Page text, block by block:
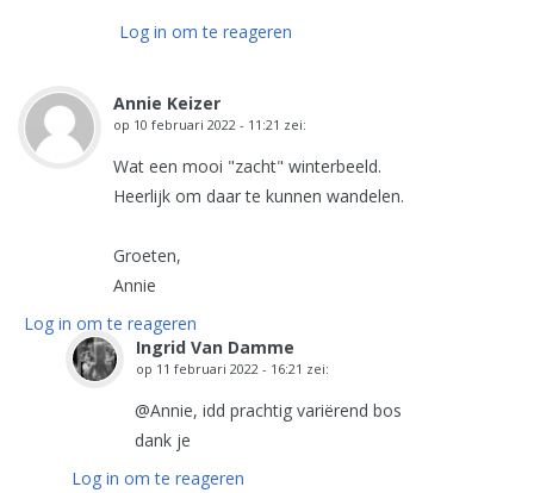
Log in om te reageren
Annie Keizer
op 10 februari 2022 - 11:21 zei:
Wat een mooi "zacht" winterbeeld.
Heerlijk om daar te kunnen wandelen.
Groeten,
Annie
Log in om te reageren
Ingrid Van Damme
op 11 februari 2022 - 16:21 zei:
@Annie, idd prachtig variërend bos
dank je
Log in om te reageren